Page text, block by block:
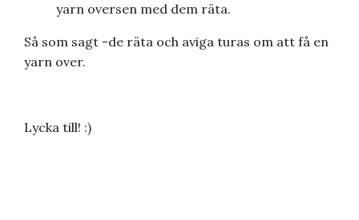
yarn oversen med dem räta.
Så som sagt -de räta och aviga turas om att få en
yarn over.
Lycka till! :)